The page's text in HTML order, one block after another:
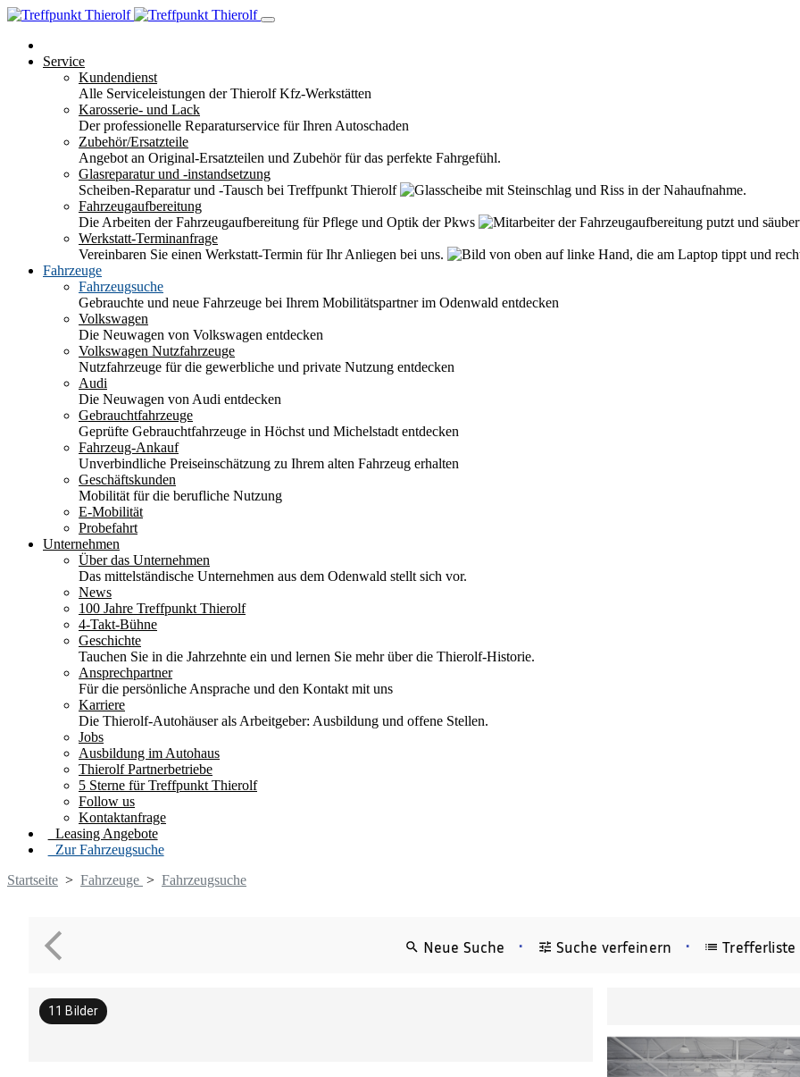
Service
Kundendienst
Alle Serviceleistungen der Thierolf Kfz-Werkstätten
Karosserie- und Lack
Der professionelle Reparaturservice für Ihren Autoschaden
Zubehör/Ersatzteile
Angebot an Original-Ersatzteilen und Zubehör für das perfekte Fahrgefühl.
Glasreparatur und -instandsetzung
Scheiben-Reparatur und -Tausch bei Treffpunkt Thierolf
Fahrzeugaufbereitung
Die Arbeiten der Fahrzeugaufbereitung für Pflege und Optik der Pkws
Werkstatt-Terminanfrage
Vereinbaren Sie einen Werkstatt-Termin für Ihr Anliegen bei uns.
Fahrzeuge
Fahrzeugsuche
Gebrauchte und neue Fahrzeuge bei Ihrem Mobilitätspartner im Odenwald entdecken
Volkswagen
Die Neuwagen von Volkswagen entdecken
Volkswagen Nutzfahrzeuge
Nutzfahrzeuge für die gewerbliche und private Nutzung entdecken
Audi
Die Neuwagen von Audi entdecken
Gebrauchtfahrzeuge
Geprüfte Gebrauchtfahrzeuge in Höchst und Michelstadt entdecken
Fahrzeug-Ankauf
Unverbindliche Preiseinschätzung zu Ihrem alten Fahrzeug erhalten
Geschäftskunden
Mobilität für die berufliche Nutzung
E-Mobilität
Probefahrt
Unternehmen
Über das Unternehmen
Das mittelständische Unternehmen aus dem Odenwald stellt sich vor.
News
100 Jahre Treffpunkt Thierolf
4-Takt-Bühne
Geschichte
Tauchen Sie in die Jahrzehnte ein und lernen Sie mehr über die Thierolf-Historie.
Ansprechpartner
Für die persönliche Ansprache und den Kontakt mit uns
Karriere
Die Thierolf-Autohäuser als Arbeitgeber: Ausbildung und offene Stellen.
Jobs
Ausbildung im Autohaus
Thierolf Partnerbetriebe
5 Sterne für Treffpunkt Thierolf
Follow us
Kontaktanfrage
Leasing Angebote
Zur Fahrzeugsuche
Startseite > Fahrzeuge > Fahrzeugsuche
Neue Suche • Suche verfeinern • Trefferliste
11 Bilder